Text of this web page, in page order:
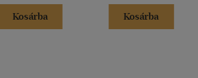
Kosárba
Kosárba